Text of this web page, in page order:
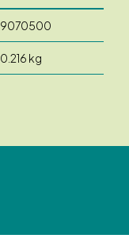
9070500
0.216 kg